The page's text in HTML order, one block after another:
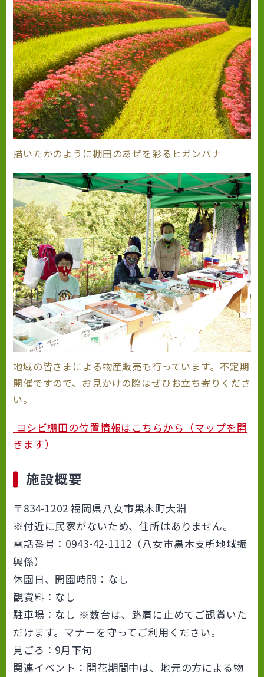
描いたかのように棚田のあぜを彩るヒガンバナ
地域の皆さまによる物産販売も行っています。不定期
開催ですので、お見かけの際はぜひお立ち寄りくださ
い。
ヨシビ棚田の位置情報はこちらから（マップを開
きます）
施設概要
〒834-1202 福岡県八女市黒木町大淵
※付近に民家がないため、住所はありません。
電話番号：0943-42-1112（八女市黒木支所地域振
興係）
休園日、開園時間：なし
観賞料：なし
駐車場：なし ※数台は、路肩に止めてご観賞いた
だけます。マナーを守ってご利用ください。
見ごろ：9月下旬
関連イベント：開花期間中は、地元の方による物